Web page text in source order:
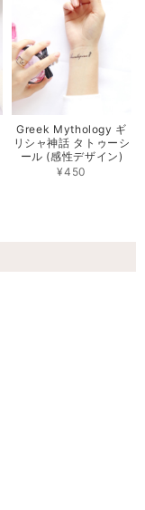
Greek Mythology ギ
リシャ神話 タトゥーシ
ール (感性デザイン)
¥450